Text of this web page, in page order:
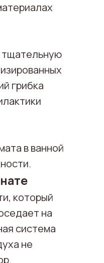
тщательную
грибка
в ванной
который
на
система
не
на любые
только пригласить